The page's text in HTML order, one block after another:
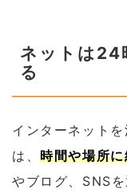
ネットは24
る
インターネット
は、時間や場所
やブログ、SNS